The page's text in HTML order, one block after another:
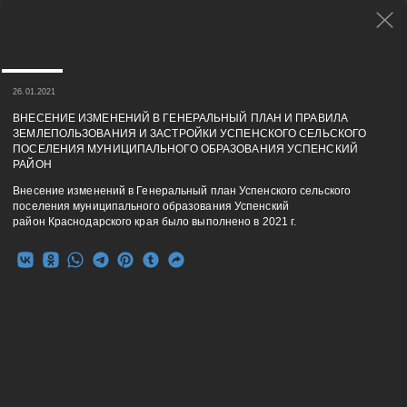
26.01.2021
ВНЕСЕНИЕ ИЗМЕНЕНИЙ В ГЕНЕРАЛЬНЫЙ ПЛАН И ПРАВИЛА
ЗЕМЛЕПОЛЬЗОВАНИЯ И ЗАСТРОЙКИ УСПЕНСКОГО СЕЛЬСКОГО
ПОСЕЛЕНИЯ МУНИЦИПАЛЬНОГО ОБРАЗОВАНИЯ УСПЕНСКИЙ
РАЙОН
Внесение изменений в Генеральный план Успенского сельского
поселения муниципального образования Успенский
район Краснодарского края было выполнено в 2021 г.